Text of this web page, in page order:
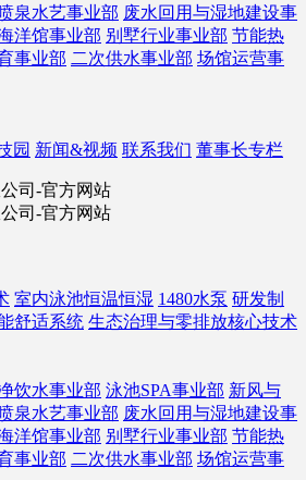
泉水艺事业部 废水回用与湿地建设事
洋馆事业部 别墅行业事业部 节能热
事业部 二次供水事业部 场馆运营事
园 新闻&视频 联系我们 董事长专栏
室内泳池恒温恒湿 1480水泵 研发制
舒适系统 生态治理与零排放核心技术
饮水事业部 泳池SPA事业部 新风与
泉水艺事业部 废水回用与湿地建设事
洋馆事业部 别墅行业事业部 节能热
事业部 二次供水事业部 场馆运营事